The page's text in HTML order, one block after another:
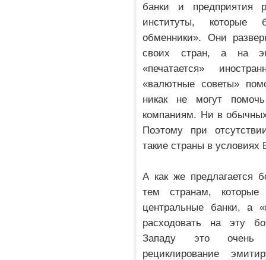
банки и предприятия
институты,
обменники». Они
своих стран, а на
«печатается»
«валютные советы»
никак не могут
компаниям. Ни в
Поэтому при
такие страны в
А как же предлагается
тем странам,
центральные банки, а
расходовать на эту
Западу это очень
рециклирование